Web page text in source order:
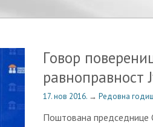
Гoвoр
рaвнoпрaвнoст
17. нов 2016. → Редовна
Пoштoвaнa прeдсeдницe